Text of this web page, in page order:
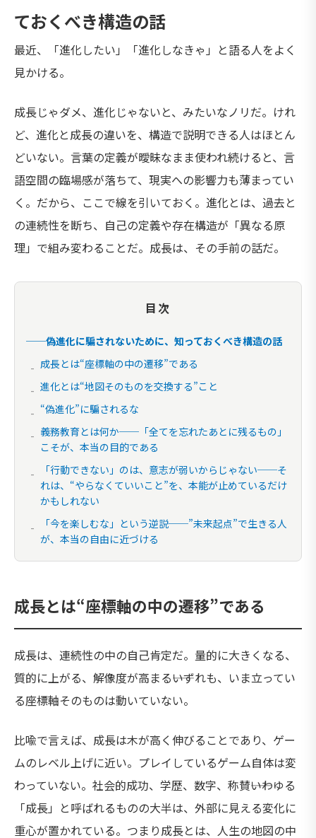
ておくべき構造の話
最近、「進化したい」「進化しなきゃ」と語る人をよく
見かける。
成長じゃダメ、進化じゃないと、みたいなノリだ。けれ
ど、進化と成長の違いを、構造で説明できる人はほとん
どいない。言葉の定義が曖昧なまま使われ続けると、言
語空間の臨場感が落ちて、現実への影響力も薄まってい
く。だから、ここで線を引いておく。進化とは、過去と
の連続性を断ち、自己の定義や存在構造が「異なる原
理」で組み変わることだ。成長は、その手前の話だ。
目次
──偽進化に騙されないために、知っておくべき構造の話
成長とは“座標軸の中の遷移”である
進化とは“地図そのものを交換する”こと
“偽進化”に騙されるな
義務教育とは何か──「全てを忘れたあとに残るもの」
こそが、本当の目的である
「行動できない」のは、意志が弱いからじゃない──そ
れは、“やらなくていいこと”を、本能が止めているだけ
かもしれない
「今を楽しむな」という逆説──”未来起点”で生きる人
が、本当の自由に近づける
成長とは“座標軸の中の遷移”である
成長は、連続性の中の自己肯定だ。量的に大きくなる、
質的に上がる、解像度が高まる――いずれも、いま立ってい
る座標軸そのものは動いていない。
比喩で言えば、成長は木が高く伸びることであり、ゲー
ムのレベル上げに近い。プレイしているゲーム自体は変
わっていない。社会的成功、学歴、数字、称賛――いわゆる
「成長」と呼ばれるものの大半は、外部に見える変化に
重心が置かれている。つまり成長とは、人生の地図の中